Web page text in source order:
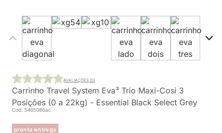
Carrinho Travel System Eva³ Trio Maxi-Cosi 3
Posições (0 a 22kg) - Essential Black Select Grey
Cod. 5465086ac
pronta entrega
AVALIAÇÕES (0)